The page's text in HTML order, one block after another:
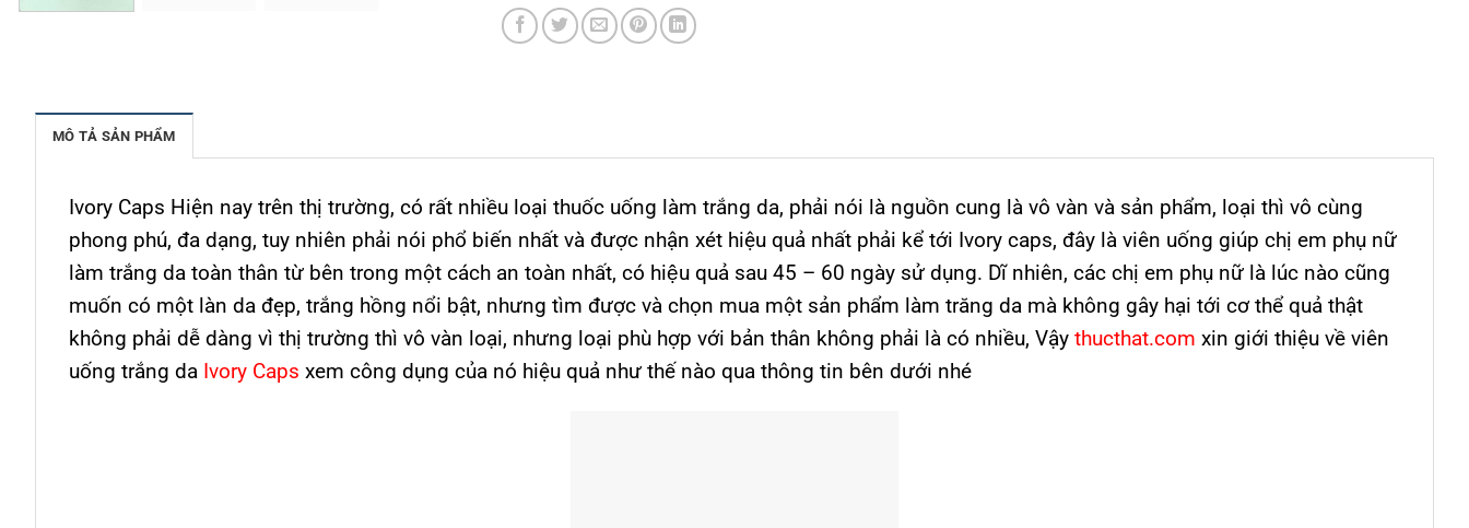
MÔ TẢ SẢN PHẨM
Ivory Caps Hiện nay trên thị trường, có rất nhiều loại thuốc uống làm trắng da, phải nói là nguồn cung là vô vàn và sản phẩm, loại thì vô cùng
phong phú, đa dạng, tuy nhiên phải nói phổ biến nhất và được nhận xét hiệu quả nhất phải kể tới Ivory caps, đây là viên uống giúp chị em phụ nữ
làm trắng da toàn thân từ bên trong một cách an toàn nhất, có hiệu quả sau 45 – 60 ngày sử dụng. Dĩ nhiên, các chị em phụ nữ là lúc nào cũng
muốn có một làn da đẹp, trắng hồng nổi bật, nhưng tìm được và chọn mua một sản phẩm làm trăng da mà không gây hại tới cơ thể quả thật
không phải dễ dàng vì thị trường thì vô vàn loại, nhưng loại phù hợp với bản thân không phải là có nhiều, Vậy thucthat.com xin giới thiệu về viên
uống trắng da Ivory Caps xem công dụng của nó hiệu quả như thế nào qua thông tin bên dưới nhé